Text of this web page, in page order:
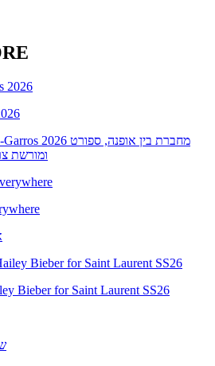
ומורשת
Bieber for Saint Laurent SS26